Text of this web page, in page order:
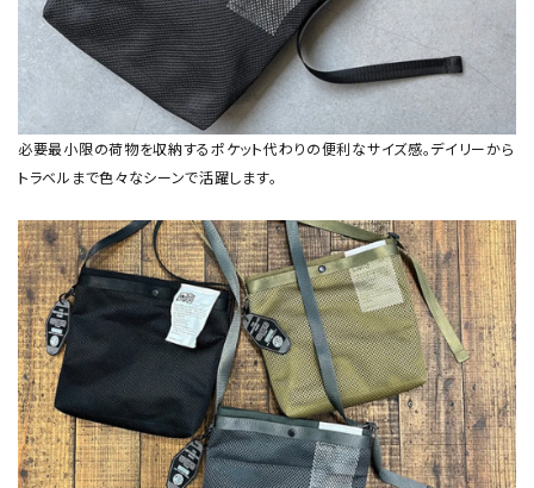
必要最小限の荷物を収納するポケット代わりの便利なサイズ感。デイリーから
トラベルまで色々なシーンで活躍します。